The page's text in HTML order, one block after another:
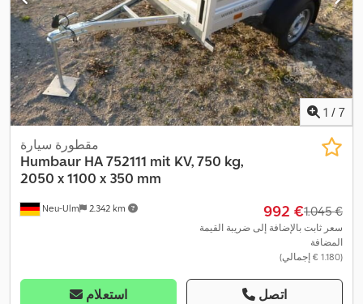
1 / 7
Neu-Ulm 2.342 km
مقطورة سيارة
Humbaur HA 752111 mit KV, 750 kg,
2050 x 1100 x 350 mm
‏992 € ‏1.045 €
سعر ثابت بالإضافة إلى ضريبة القيمة
المضافة
(‏1.180 € إجمالي)
استعلام اتصل